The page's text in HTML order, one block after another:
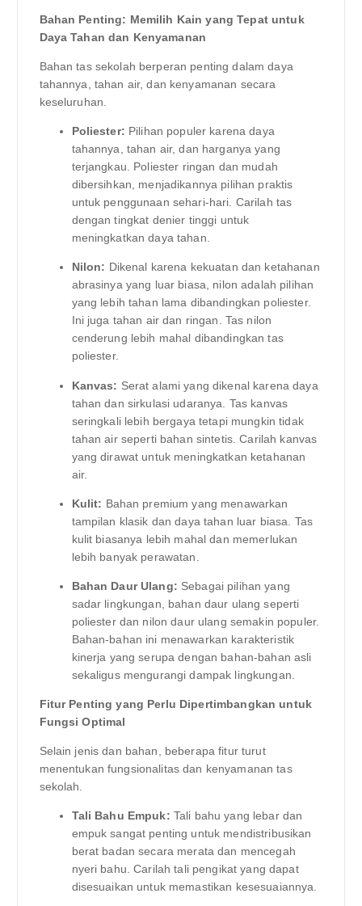
Bahan Penting: Memilih Kain yang Tepat untuk
Daya Tahan dan Kenyamanan
Bahan tas sekolah berperan penting dalam daya
tahannya, tahan air, dan kenyamanan secara
keseluruhan.
Poliester: Pilihan populer karena daya
tahannya, tahan air, dan harganya yang
terjangkau. Poliester ringan dan mudah
dibersihkan, menjadikannya pilihan praktis
untuk penggunaan sehari-hari. Carilah tas
dengan tingkat denier tinggi untuk
meningkatkan daya tahan.
Nilon: Dikenal karena kekuatan dan ketahanan
abrasinya yang luar biasa, nilon adalah pilihan
yang lebih tahan lama dibandingkan poliester.
Ini juga tahan air dan ringan. Tas nilon
cenderung lebih mahal dibandingkan tas
poliester.
Kanvas: Serat alami yang dikenal karena daya
tahan dan sirkulasi udaranya. Tas kanvas
seringkali lebih bergaya tetapi mungkin tidak
tahan air seperti bahan sintetis. Carilah kanvas
yang dirawat untuk meningkatkan ketahanan
air.
Kulit: Bahan premium yang menawarkan
tampilan klasik dan daya tahan luar biasa. Tas
kulit biasanya lebih mahal dan memerlukan
lebih banyak perawatan.
Bahan Daur Ulang: Sebagai pilihan yang
sadar lingkungan, bahan daur ulang seperti
poliester dan nilon daur ulang semakin populer.
Bahan-bahan ini menawarkan karakteristik
kinerja yang serupa dengan bahan-bahan asli
sekaligus mengurangi dampak lingkungan.
Fitur Penting yang Perlu Dipertimbangkan untuk
Fungsi Optimal
Selain jenis dan bahan, beberapa fitur turut
menentukan fungsionalitas dan kenyamanan tas
sekolah.
Tali Bahu Empuk: Tali bahu yang lebar dan
empuk sangat penting untuk mendistribusikan
berat badan secara merata dan mencegah
nyeri bahu. Carilah tali pengikat yang dapat
disesuaikan untuk memastikan kesesuaiannya.